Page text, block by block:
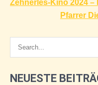
Zehnerles-Kino 2024
Pfarrer
NEUESTE